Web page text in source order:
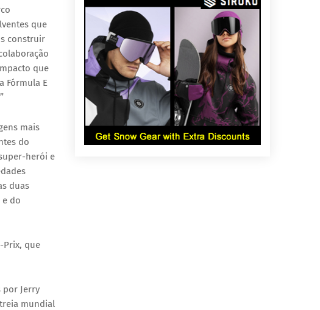
que
construir
que
Fórmula E
mais
do
herói e
duas
do
Prix, que
por Jerry
mundial